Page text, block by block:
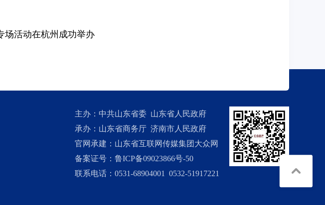
场活动在杭州成功举办
主办：中共山东省委 山东省人民政府
承办：山东省商务厅 济南市人民政府
官网承建：山东省互联网传媒集团大众网
备案证号：鲁ICP备09023866号-50
联系电话：0531-68904001 0532-51917221